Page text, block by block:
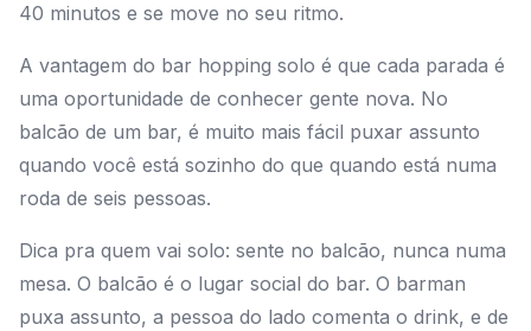
40 minutos e se move no seu ritmo.
A vantagem do bar hopping solo é que cada parada é
uma oportunidade de conhecer gente nova. No
balcão de um bar, é muito mais fácil puxar assunto
quando você está sozinho do que quando está numa
roda de seis pessoas.
Dica pra quem vai solo: sente no balcão, nunca numa
mesa. O balcão é o lugar social do bar. O barman
puxa assunto, a pessoa do lado comenta o drink, e de